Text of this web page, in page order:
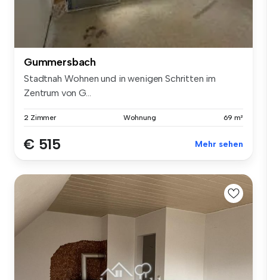
Gummersbach
Stadtnah Wohnen und in wenigen Schritten im
Zentrum von G...
2 Zimmer Wohnung 69 m²
€ 515 Mehr sehen